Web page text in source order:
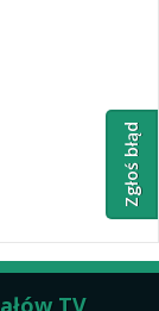
TV
Zgłoś błąd